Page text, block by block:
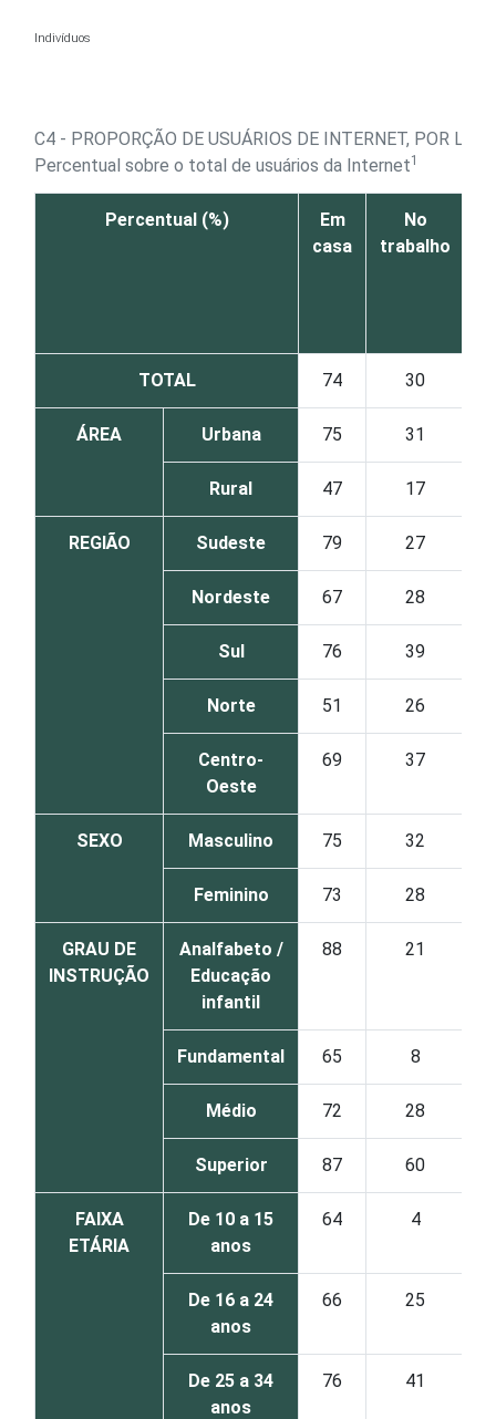
Indivíduos
C4 - PROPORÇÃO DE USUÁRIOS DE INTERNET, POR
Percentual sobre o total de usuários da Internet1
Percentual (%)
Em
casa
No
trabalho
TOTAL 74 30
ÁREA Urbana 75 31
Rural 47 17
REGIÃO Sudeste 79 27
Nordeste 67 28
Sul 76 39
Norte 51 26
Centro-
Oeste
69 37
SEXO Masculino 75 32
Feminino 73 28
GRAU DE
INSTRUÇÃO
Analfabeto /
Educação
infantil
88 21
Fundamental 65 8
Médio 72 28
Superior 87 60
FAIXA
ETÁRIA
De 10 a 15
anos
64 4
De 16 a 24
anos
66 25
De 25 a 34
anos
76 41